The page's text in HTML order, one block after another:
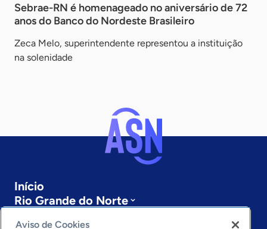
Sebrae-RN é homenageado no aniversário de 72
anos do Banco do Nordeste Brasileiro
Zeca Melo, superintendente representou a instituição
na solenidade
Início
Rio Grande do Norte
Aviso de Cookies